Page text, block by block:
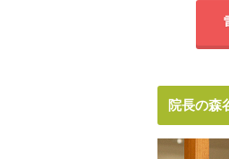
院長の森